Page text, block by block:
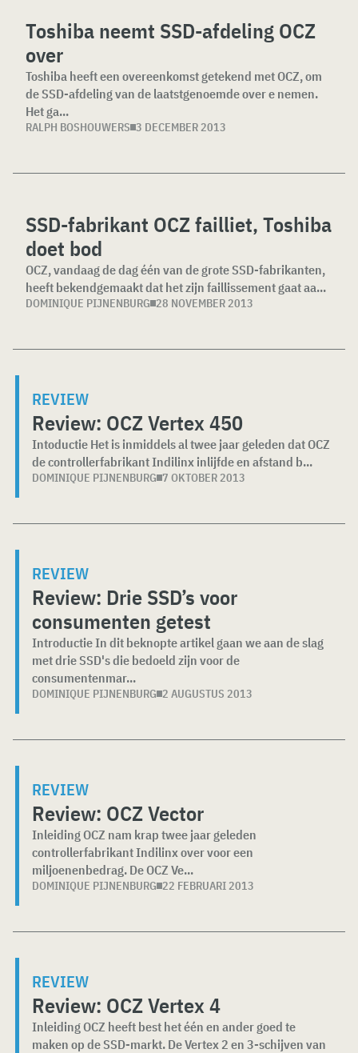
Toshiba neemt SSD-afdeling OCZ
over
Toshiba heeft een overeenkomst getekend met OCZ, om
de SSD-afdeling van de laatstgenoemde over e nemen.
Het ga...
RALPH BOSHOUWERS 3 DECEMBER 2013
SSD-fabrikant OCZ failliet, Toshiba
doet bod
OCZ, vandaag de dag één van de grote SSD-fabrikanten,
heeft bekendgemaakt dat het zijn faillissement gaat aa...
DOMINIQUE PIJNENBURG 28 NOVEMBER 2013
REVIEW
Review: OCZ Vertex 450
Intoductie Het is inmiddels al twee jaar geleden dat OCZ
de controllerfabrikant Indilinx inlijfde en afstand b...
DOMINIQUE PIJNENBURG 7 OKTOBER 2013
REVIEW
Review: Drie SSD’s voor
consumenten getest
Introductie In dit beknopte artikel gaan we aan de slag
met drie SSD's die bedoeld zijn voor de
consumentenmar...
DOMINIQUE PIJNENBURG 2 AUGUSTUS 2013
REVIEW
Review: OCZ Vector
Inleiding OCZ nam krap twee jaar geleden
controllerfabrikant Indilinx over voor een
miljoenenbedrag. De OCZ Ve...
DOMINIQUE PIJNENBURG 22 FEBRUARI 2013
REVIEW
Review: OCZ Vertex 4
Inleiding OCZ heeft best het één en ander goed te
maken op de SSD-markt. De Vertex 2 en 3-schijven van